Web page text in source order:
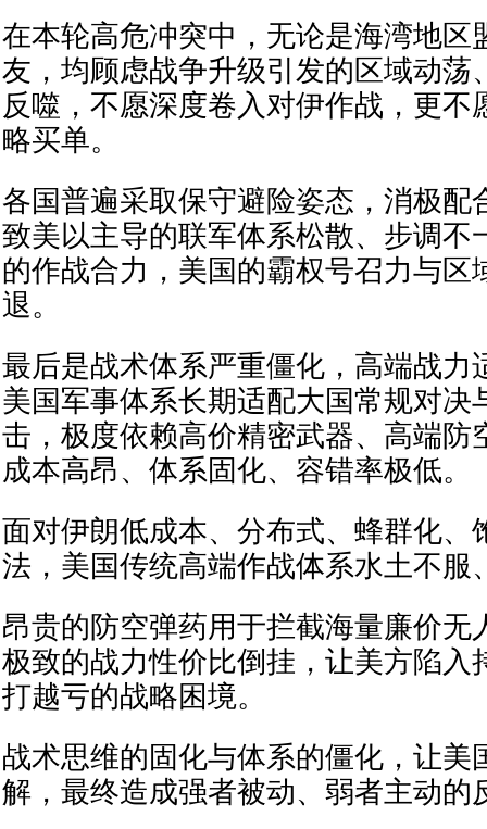
在本轮高危冲突中，无论是海湾地区
友，均顾虑战争升级引发的区域动荡
反噬，不愿深度卷入对伊作战，更不
略买单。
各国普遍采取保守避险姿态，消极配
致美以主导的联军体系松散、步调不
的作战合力，美国的霸权号召力与区
退。
最后是战术体系严重僵化，高端战力
美国军事体系长期适配大国常规对决
击，极度依赖高价精密武器、高端防
成本高昂、体系固化、容错率极低。
面对伊朗低成本、分布式、蜂群化、
法，美国传统高端作战体系水土不服
昂贵的防空弹药用于拦截海量廉价无
极致的战力性价比倒挂，让美方陷入
打越亏的战略困境。
战术思维的固化与体系的僵化，让美
解，最终造成强者被动、弱者主动的